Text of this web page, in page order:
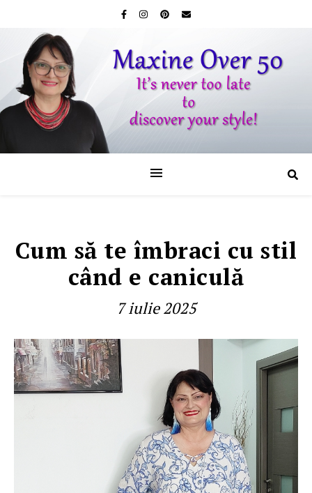
Cum să te îmbraci cu stil
când e caniculă
7 iulie 2025